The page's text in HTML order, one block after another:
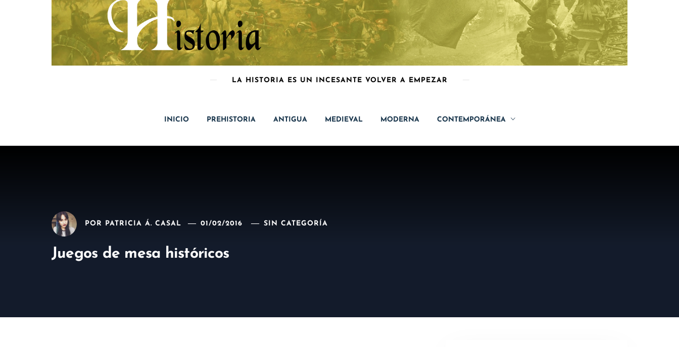
LA HISTORIA ES UN INCESANTE VOLVER A EMPEZAR
INICIO PREHISTORIA ANTIGUA MEDIEVAL MODERNA CONTEMPORÁNEA
POR PATRICIA Á. CASAL 01/02/2016 SIN CATEGORÍA
Juegos de mesa históricos